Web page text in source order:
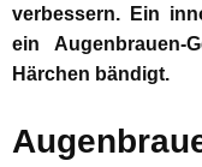
verbessern. Ein
ein Augenbrauen-
Härchen bändigt.